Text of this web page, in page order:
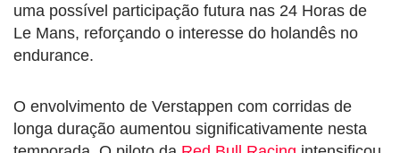
uma possível participação futura nas 24 Horas de
Le Mans, reforçando o interesse do holandês no
endurance.
O envolvimento de Verstappen com corridas de
longa duração aumentou significativamente nesta